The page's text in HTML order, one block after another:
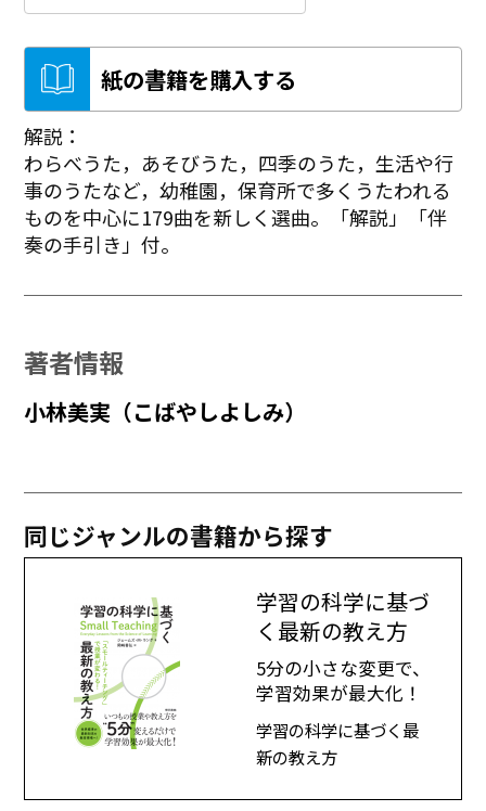
紙の書籍を購入する
解説：
わらべうた，あそびうた，四季のうた，生活や行
事のうたなど，幼稚園，保育所で多くうたわれる
ものを中心に179曲を新しく選曲。「解説」「伴
奏の手引き」付。
著者情報
小林美実（こばやしよしみ）
同じジャンルの書籍から探す
学習の科学に基づ
く最新の教え方
5分の小さな変更で、
学習効果が最大化！
学習の科学に基づく最
新の教え方